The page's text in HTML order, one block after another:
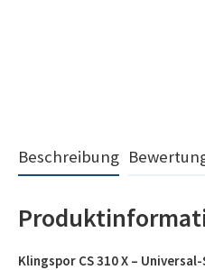
Beschreibung
Klingspor CS 310 X –